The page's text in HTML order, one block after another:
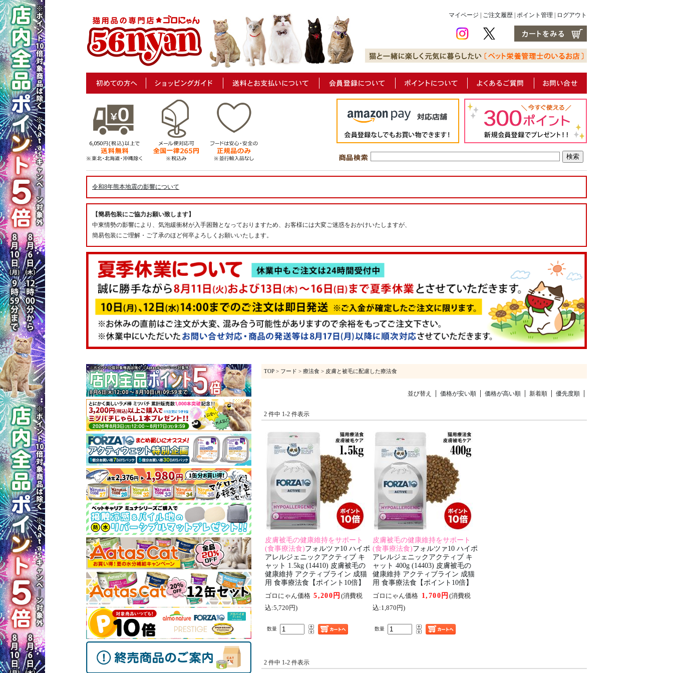
マイページ ご注文履歴 ポイント管理 ログアウト
令和8年熊本地震の影響について
【簡易包装にご協力お願い致します】
中東情勢の影響により、気泡緩衝材が入手困難となっておりますため、お客様には大変ご迷惑をおかけいたしますが、
簡易包装にご理解・ご了承のほど何卒よろしくお願いいたします。
TOP > フード > 療法食 > 皮膚と被毛に配慮した療法食
並び替え 価格が安い順 価格が高い順 新着順 優先度順
2 件中 1-2 件表示
皮膚被毛の健康維持をサポート
(食事療法食)フォルツァ10 ハイポ
アレルジェニックアクティブ キ
ャット 1.5kg (14410) 皮膚被毛の
健康維持 アクティブライン 成猫
用 食事療法食【ポイント10倍】
ゴロにゃん価格 5,200円 (消費税
込:5,720円)
数量
皮膚被毛の健康維持をサポート
(食事療法食)フォルツァ10 ハイポ
アレルジェニックアクティブ キ
ャット 400g (14403) 皮膚被毛の
健康維持 アクティブライン 成猫
用 食事療法食【ポイント10倍】
ゴロにゃん価格 1,700円 (消費税
込:1,870円)
数量
2 件中 1-2 件表示